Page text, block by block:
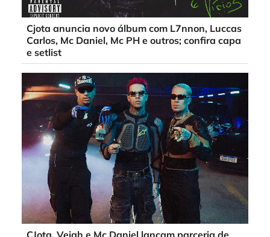
Cjota anuncia novo álbum com L7nnon, Luccas
Carlos, Mc Daniel, Mc PH e outros; confira capa
e setlist